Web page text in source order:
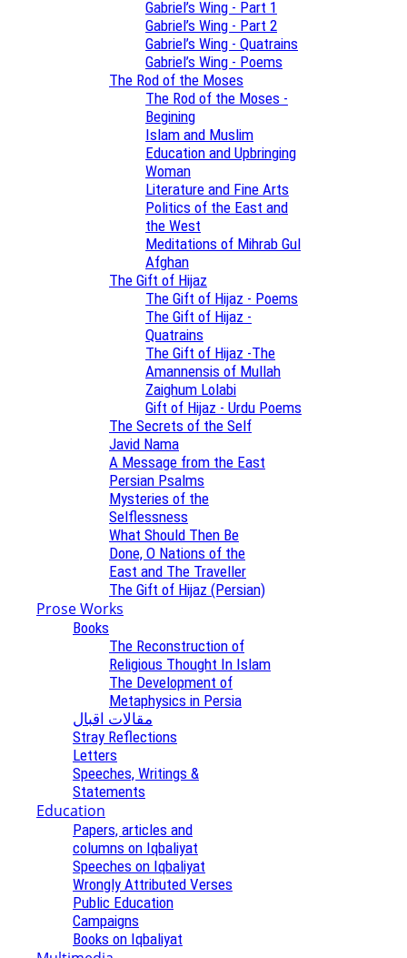
Gabriel’s Wing - Part 1
Gabriel’s Wing - Part 2
Gabriel’s Wing - Quatrains
Gabriel’s Wing - Poems
The Rod of the Moses
The Rod of the Moses -
Begining
Islam and Muslim
Education and Upbringing
Woman
Literature and Fine Arts
Politics of the East and
the West
Meditations of Mihrab Gul
Afghan
The Gift of Hijaz
The Gift of Hijaz - Poems
The Gift of Hijaz -
Quatrains
The Gift of Hijaz -The
Amannensis of Mullah
Zaighum Lolabi
Gift of Hijaz - Urdu Poems
The Secrets of the Self
Javid Nama
A Message from the East
Persian Psalms
Mysteries of the
Selflessness
What Should Then Be
Done, O Nations of the
East and The Traveller
The Gift of Hijaz (Persian)
Prose Works
Books
The Reconstruction of
Religious Thought In Islam
The Development of
Metaphysics in Persia
مقالات اقبال
Stray Reflections
Letters
Speeches, Writings &
Statements
Education
Papers, articles and
columns on Iqbaliyat
Speeches on Iqbaliyat
Wrongly Attributed Verses
Public Education
Campaigns
Books on Iqbaliyat